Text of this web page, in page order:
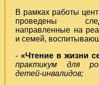
В рамках работы
проведены
направленные на
и семей,
- «Чтение в жизни
практикум для
детей-инвалидов;